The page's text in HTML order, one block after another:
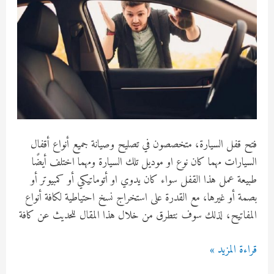
فتح قفل السيارة، متخصصون في تصليح وصيانة جميع أنواع أقفال
السيارات مهما كان نوع او موديل تلك السيارة ومهما اختلف أيضًا
طبيعة عمل هذا القفل سواء كان يدوي او أتوماتيكي أو كمبيوتر أو
بصمة أو غيرها، مع القدرة على استخراج نسخ احتياطية لكافة أنواع
المفاتيح، لذلك سوف نتطرق من خلال هذا المقال للحديث عن كافة
فتح
قراءة المزيد »